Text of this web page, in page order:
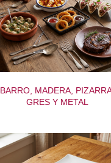
BARRO, MADERA,
GRES Y METAL